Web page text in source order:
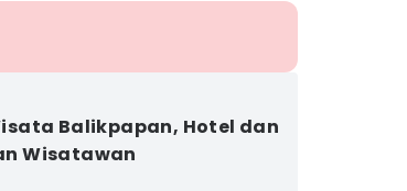
Balikpapan, Hotel dan
Wisatawan